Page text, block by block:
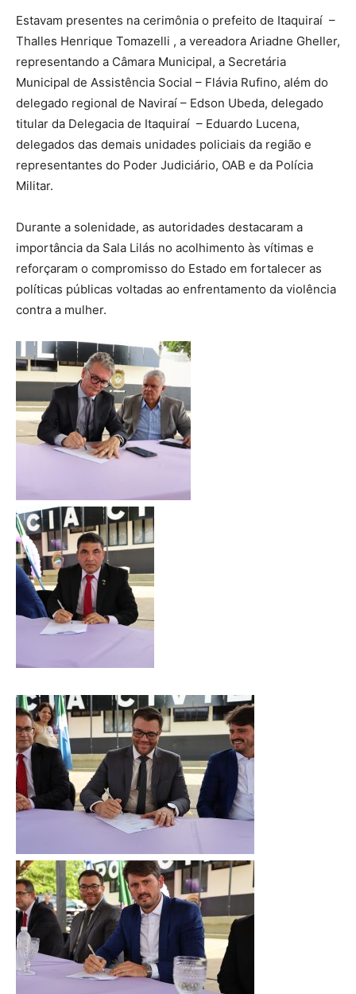
Estavam presentes na cerimônia o prefeito de Itaquiraí –
Thalles Henrique Tomazelli , a vereadora Ariadne Gheller,
representando a Câmara Municipal, a Secretária
Municipal de Assistência Social – Flávia Rufino, além do
delegado regional de Naviraí – Edson Ubeda, delegado
titular da Delegacia de Itaquiraí – Eduardo Lucena,
delegados das demais unidades policiais da região e
representantes do Poder Judiciário, OAB e da Polícia
Militar.
Durante a solenidade, as autoridades destacaram a
importância da Sala Lilás no acolhimento às vítimas e
reforçaram o compromisso do Estado em fortalecer as
políticas públicas voltadas ao enfrentamento da violência
contra a mulher.